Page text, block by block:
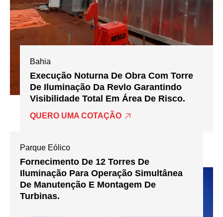
Bahia
Execução Noturna De Obra Com Torre
De Iluminação Da Revlo Garantindo
Visibilidade Total Em Área De Risco.
QUERO UMA COTAÇÃO
Parque Eólico
Fornecimento De 12 Torres De
Iluminação Para Operação Simultânea
De Manutenção E Montagem De
Turbinas.